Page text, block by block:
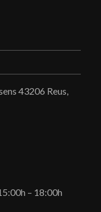
43206 Reus,
– 18:00h